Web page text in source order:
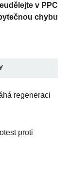
v PPC
chybu
regeneraci
proti